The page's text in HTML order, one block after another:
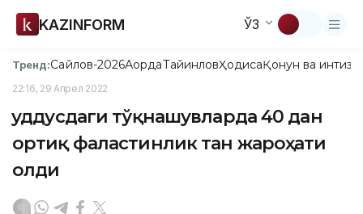
KAZINFORM ЎЗ
Тренд:Сайлов-2026АқордаТайинловҲодисаҚонун ва
22:16, 29 Апрел 2022
Қуддусдаги тўқнашувларда 40 дан
ортиқ фаластинлик тан жароҳати
олди